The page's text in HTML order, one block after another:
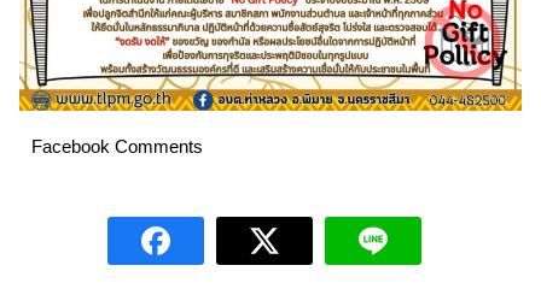
Facebook Comments